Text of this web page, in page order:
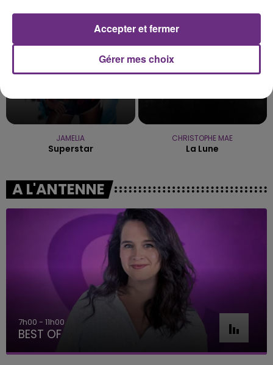
9h27
9h27
JAMELIA
Superstar
9h23
9h23
CHRISTOPHE MAE
La Lune
A L'ANTENNE
11h00 - 16h00
Le week-end Champagne FM
Gérer mes choix
Accepter et fermer